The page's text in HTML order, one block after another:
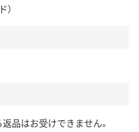
）
品はお受けできません。